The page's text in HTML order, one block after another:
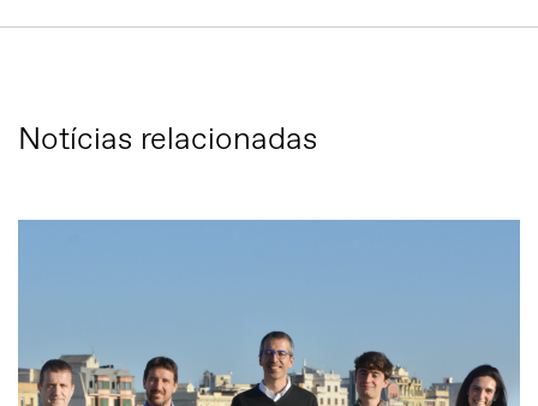
Notícias relacionadas